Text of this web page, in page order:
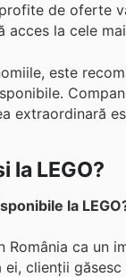
de oferte
la cele
este
extraordinară
la LEGO?
la
România ca
clienții